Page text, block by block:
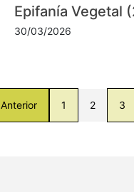
Epifanía Vegetal
30/03/2026
Anterior 1 2 3